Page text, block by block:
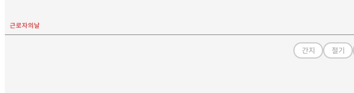
근로자의날
간지 절기